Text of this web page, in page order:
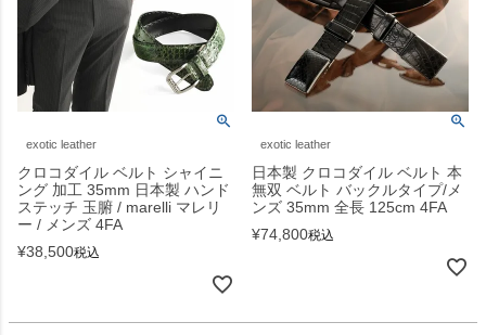
exotic leather
クロコダイル ベルト シャイニ
ング 加工 35mm 日本製 ハンド
ステッチ 玉腑 / marelli マレリ
ー / メンズ 4FA
¥38,500税込
exotic leather
日本製 クロコダイル ベルト 本
無双 ベルト バックルタイプ/メ
ンズ 35mm 全長 125cm 4FA
¥74,800税込